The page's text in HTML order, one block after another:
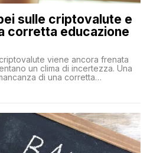
sulle criptovalute e
corretta educazione
viene ancora frenata
un clima di incertezza. Una
di una corretta
ad una larga parte della